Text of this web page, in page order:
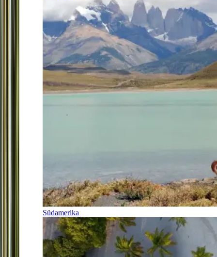
Südamerika